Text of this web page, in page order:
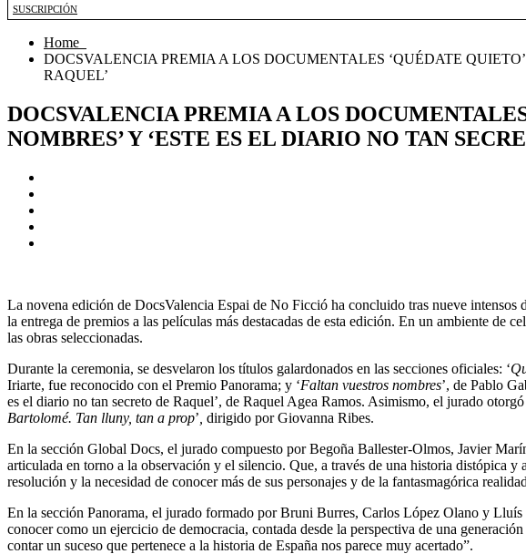
SUSCRIPCIÓN
Home
DOCSVALENCIA PREMIA A LOS DOCUMENTALES ‘QUÉDATE
RAQUEL’
DOCSVALENCIA PREMIA A LOS
NOMBRES’ Y ‘ESTE ES EL DIARIO NO TAN
La novena edición de DocsValencia Espai de No Ficció ha concluido tras nueve
la entrega de premios a las películas más destacadas de esta edición. En un ambiente
las obras seleccionadas.
Durante la ceremonia, se desvelaron los títulos galardonados en las secciones oficiales: ‘
Iriarte, fue reconocido con el Premio Panorama; y ‘Faltan vuestros nombres’, de Pablo
es el diario no tan secreto de Raquel’, de Raquel Agea Ramos. Asimismo, el jurado
Bartolomé. Tan lluny, tan a prop’ dirigido por Giovanna Ribes.
En la sección Global Docs, el jurado compuesto por Begoña Ballester-Olmos, Javier
articulada en torno a la observación y el silencio. Que, a través de una historia distópica
resolución y la necesidad de conocer más de sus personajes y de la fantasmagórica
En la sección Panorama, el jurado formado por Bruni Burres, Carlos López Olano y
conocer como un ejercicio de democracia, contada desde la perspectiva de una
contar un suceso que pertenece a la historia de España nos parece muy acertado”.